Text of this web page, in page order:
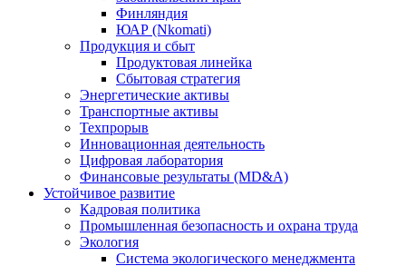
Финляндия
ЮАР (Nkomati)
Продукция и сбыт
Продуктовая линейка
Сбытовая стратегия
Энергетические активы
Транспортные активы
Техпрорыв
Инновационная деятельность
Цифровая лаборатория
Финансовые результаты (MD&A)
Устойчивое развитие
Кадровая политика
Промышленная безопасность и охрана труда
Экология
Система экологического менеджмента